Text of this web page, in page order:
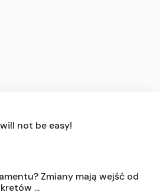
not be easy!
Zmiany mają wejść od
...